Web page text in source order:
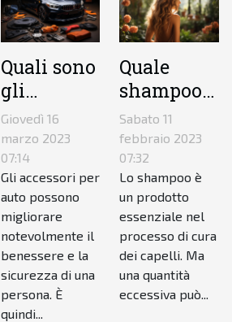
Quali sono
gli
accessori
per una
nuova
auto?
Giovedì 16
marzo 2023
07:14
Gli accessori per
auto possono
migliorare
notevolmente il
benessere e la
sicurezza di una
persona. È
quindi...
Quale
shampoo
naturale
utilizzare
per la cura
dei capelli
?
Sabato 11
febbraio 2023
07:32
Lo shampoo è
un prodotto
essenziale nel
processo di cura
dei capelli. Ma
una quantità
eccessiva può...